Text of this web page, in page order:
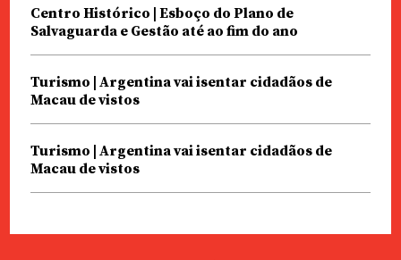
Centro Histórico | Esboço do Plano de
Salvaguarda e Gestão até ao fim do ano
Turismo | Argentina vai isentar cidadãos de
Macau de vistos
Turismo | Argentina vai isentar cidadãos de
Macau de vistos